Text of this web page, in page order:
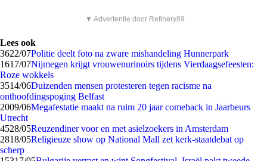
▼ Advertentie door Refinery89
Lees ook
3622/07Politie deelt foto na zware mishandeling Hunnerpark
1617/07Nijmegen krijgt vrouwenurinoirs tijdens Vierdaagsefeesten:
Roze wokkels
3514/06Duizenden mensen protesteren tegen racisme na
onthoofdingspoging Belfast
2009/06Megafestatie maakt na ruim 20 jaar comeback in Jaarbeurs
Utrecht
4528/05Reuzen­diner voor en met asielzoekers in Amsterdam
2818/05Religieuze show op National Mall zet kerk-staatdebat op
scherp